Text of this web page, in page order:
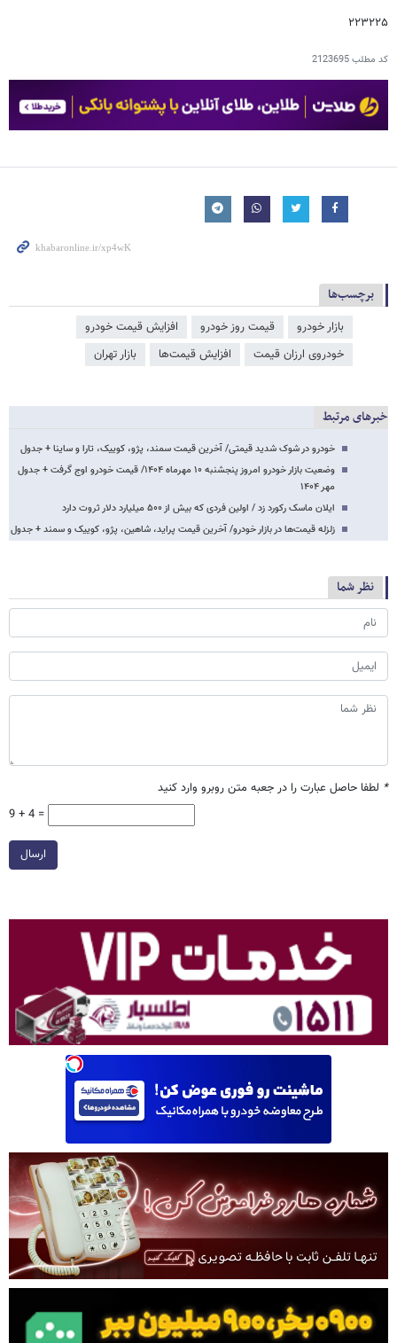
۲۲۳۲۲۵
کد مطلب2123695
برچسب‌ها
بازار خودرو قیمت روز خودرو
افزایش قیمت خودرو
خودروی ارزان قیمت
افزایش قیمت‌ها بازار تهران
خبرهای مرتبط
خودرو در شوک شدید قیمتی/ آخرین قیمت سمند، پژو، کوییک، تارا و ساینا + جدول
وضعیت بازار خودرو امروز پنجشنبه ۱۰ مهرماه ۱۴۰۴/ قیمت خودرو اوج گرفت + جدول
مهر ۱۴۰۴
ایلان ماسک رکورد زد / اولین فردی که بیش از ۵۰۰ میلیارد دلار ثروت دارد
زلزله قیمت‌ها در بازار خودرو/ آخرین قیمت پراید، شاهین، پژو، کوییک و سمند + جدول
نظر شما
* لطفا حاصل عبارت را در جعبه متن روبرو وارد کنید
9 + 4 =
ارسال